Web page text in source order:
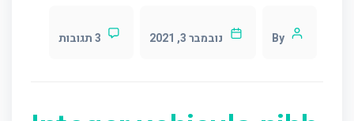
By נובמבר 3, 2021 3 תגובות